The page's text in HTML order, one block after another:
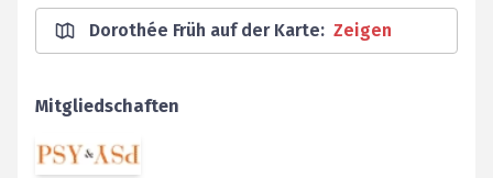
Dorothée Früh auf der Karte: Zeigen
Mitgliedschaften